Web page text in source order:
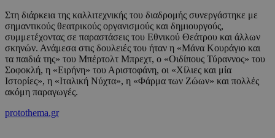
Στη διάρκεια της καλλιτεχνικής του διαδρομής συνεργάστηκε με
σημαντικούς θεατρικούς οργανισμούς και δημιουργούς,
συμμετέχοντας σε παραστάσεις του Εθνικού Θεάτρου και άλλων
σκηνών. Ανάμεσα στις δουλειές του ήταν η «Μάνα Κουράγιο και
τα παιδιά της» του Μπέρτολτ Μπρεχτ, ο «Οιδίπους Τύραννος» του
Σοφοκλή, η «Ειρήνη» του Αριστοφάνη, οι «Χίλιες και μία
Ιστορίες», η «Ιταλική Νύχτα», η «Φάρμα των Ζώων» και πολλές
ακόμη παραγωγές.
protothema.gr